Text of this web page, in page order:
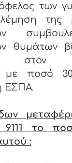
των
της
θυμάτων
στον
με ποσό
ΕΣΠΑ.
9111 το
: